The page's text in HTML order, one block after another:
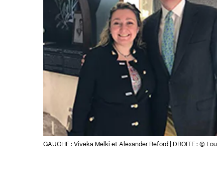
GAUCHE : Viveka Melki et Alexander Reford | DROITE : ©